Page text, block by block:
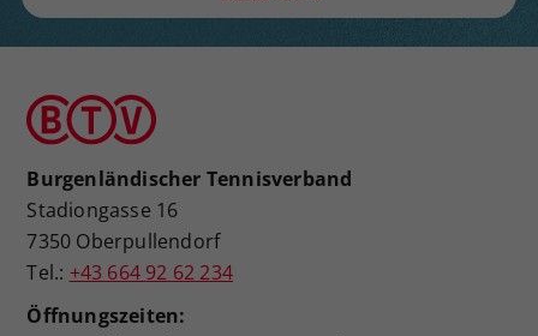
Burgenländischer Tennisverband
Stadiongasse 16
7350 Oberpullendorf
Tel.: +43 664 92 62 234
Öffnungszeiten: